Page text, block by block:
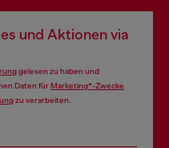
und Aktionen via
gelesen zu haben und
Daten fürMarketing*-Zwecke
zu verarbeiten.